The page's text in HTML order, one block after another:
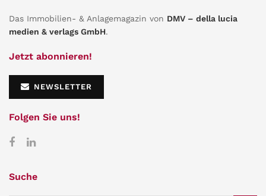
Das Immobilien- & Anlagemagazin von DMV – della lucia
medien & verlags GmbH.
Jetzt abonnieren!
NEWSLETTER
Folgen Sie uns!
Suche